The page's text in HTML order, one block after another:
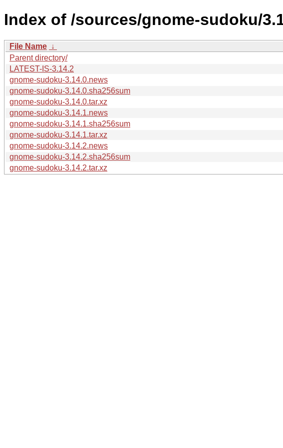
Index of /sources/gnome-sudoku/
File Name ↓
Parent directory/
LATEST-IS-3.14.2
gnome-sudoku-3.14.0.news
gnome-sudoku-3.14.0.sha256sum
gnome-sudoku-3.14.0.tar.xz
gnome-sudoku-3.14.1.news
gnome-sudoku-3.14.1.sha256sum
gnome-sudoku-3.14.1.tar.xz
gnome-sudoku-3.14.2.news
gnome-sudoku-3.14.2.sha256sum
gnome-sudoku-3.14.2.tar.xz